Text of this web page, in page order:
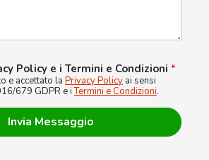
Policy e i Termini e Condizioni *
e accettato la Privacy Policy ai sensi
679 GDPR e iTermini e Condizioni.